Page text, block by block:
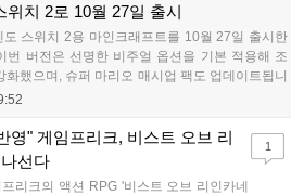
소년 이용 불가 등급이다....
치 2로 10월 27일 출시
도 스위치 2용 마인크래프트를 10월 27일 출시한
번 버전은 선명한 비주얼 옵션을 기본 적용해 조
화했으며, 슈퍼 마리오 매시업 팩도 업데이트됩니
능하며 디지털 업그레이드 경로도 제공될 예정
있습니다....
영" 게임프리크, 비스트 오브 리
선다
리크의 액션 RPG '비스트 오브 리인카네
1